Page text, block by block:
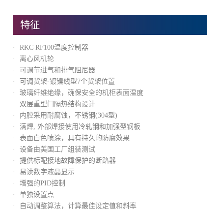
特征
RKC RF100温度控制器
离心风机轮
可调节进气和排气阻尼器
可调货架-镀镍线型7个货架位置
玻璃纤维绝缘，确保安全的机柜表面温度
双层重型门隔热结构设计
内腔采用耐腐蚀，不锈钢(304型)
满焊, 外部焊接使用冷轧钢和加强型钢板
表面白色喷涂，具有持久的防腐效果
设备由美国工厂组装测试
提供标配接地故障保护的断路器
易读数字液晶显示
增强的PID控制
单独设置点
自动调整算法，计算最佳设定值和斜率